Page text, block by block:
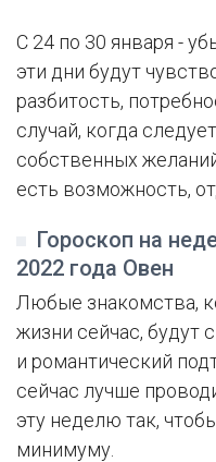
С 24 по 30 января -
эти дни будут
разбитость,
случай, когда
собственных
есть возможность,
Гороскоп на
2022 года Овен
Любые знакомства,
жизни сейчас, будут
и романтический
сейчас лучше
эту неделю так,
минимуму.